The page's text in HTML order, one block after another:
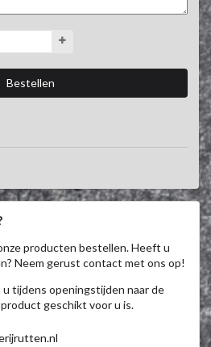
producten bestellen. Heeft u
Neem gerust contact met ons op!
tijdens openingstijden naar de
geschikt voor u is.